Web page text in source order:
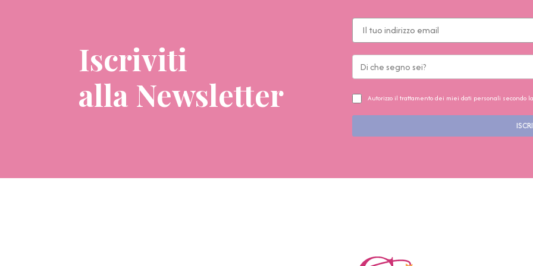
Iscriviti
alla Newsletter
Autorizzo il trattamento dei miei dati personali secondo la